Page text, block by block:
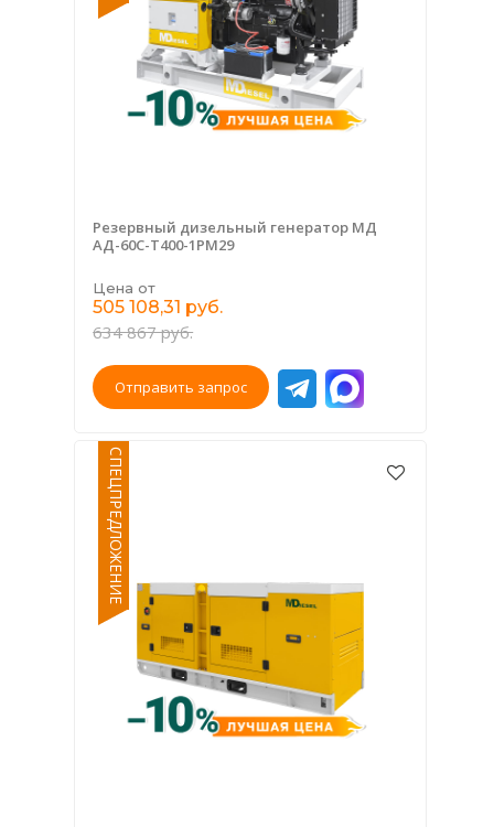
Резервный дизельный генератор МД
АД-60С-Т400-1РМ29
Цена от
505 108,31 руб.
634 867 руб.
Отправить запрос
СПЕЦПРЕДЛОЖЕНИЕ